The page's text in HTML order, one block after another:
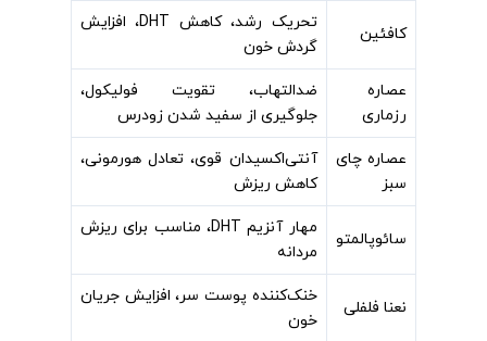
کافئین
تحریک رشد، کاهش DHT، افزایش
گردش خون
عصاره
رزماری
ضدالتهاب، تقویت فولیکول،
جلوگیری از سفید شدن زودرس
عصاره چای
سبز
آنتی‌اکسیدان قوی، تعادل هورمونی،
کاهش ریزش
سائوپالمتو
مهار آنزیم DHT، مناسب برای ریزش
مردانه
نعنا فلفلی
خنک‌کننده پوست سر، افزایش جریان
خون